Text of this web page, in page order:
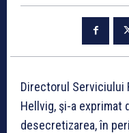
Directorul Serviciului
Hellvig, şi-a
desecretizarea, în